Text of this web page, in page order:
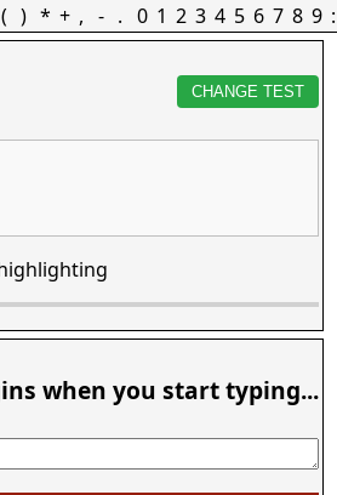
( ) * + , - . 0 1 2 3 4 5 6 7 8 9 :
CHANGE TEST
when you start typing...